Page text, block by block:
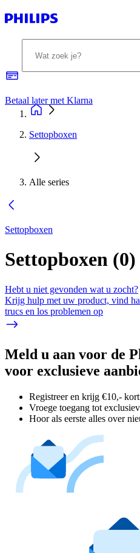
Betaal later met Klarna
Settopboxen
Alle series
Settopboxen
Settopboxen (0)
Hebt u niet gevonden wat u zocht?
Krijg hulp met uw product, vind
trucs en los problemen op
Meld u aan voor de
voor exclusieve
Registreer en krijg €10,-
Vroege toegang tot
Hoor als eerste alles over